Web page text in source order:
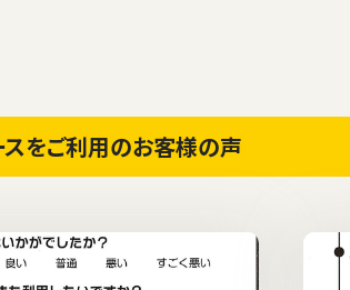
スをご利用のお客様の声